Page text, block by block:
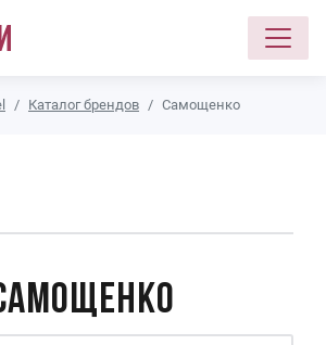
Каталог брендов Самощенко